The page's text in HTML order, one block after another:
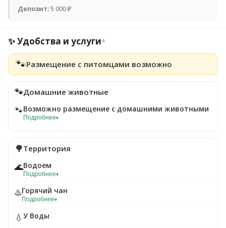
Депозит:5 000 ₽
✨ Удобства и услуги▾
🐾Размещение с питомцами возможно
🐾Домашние животные
🐾Возможно размещение с домашними животными
Подробнее▾
🌳Территория
🌊Водоем
Подробнее▾
♨️Горячий чан
Подробнее▾
💧 У Воды